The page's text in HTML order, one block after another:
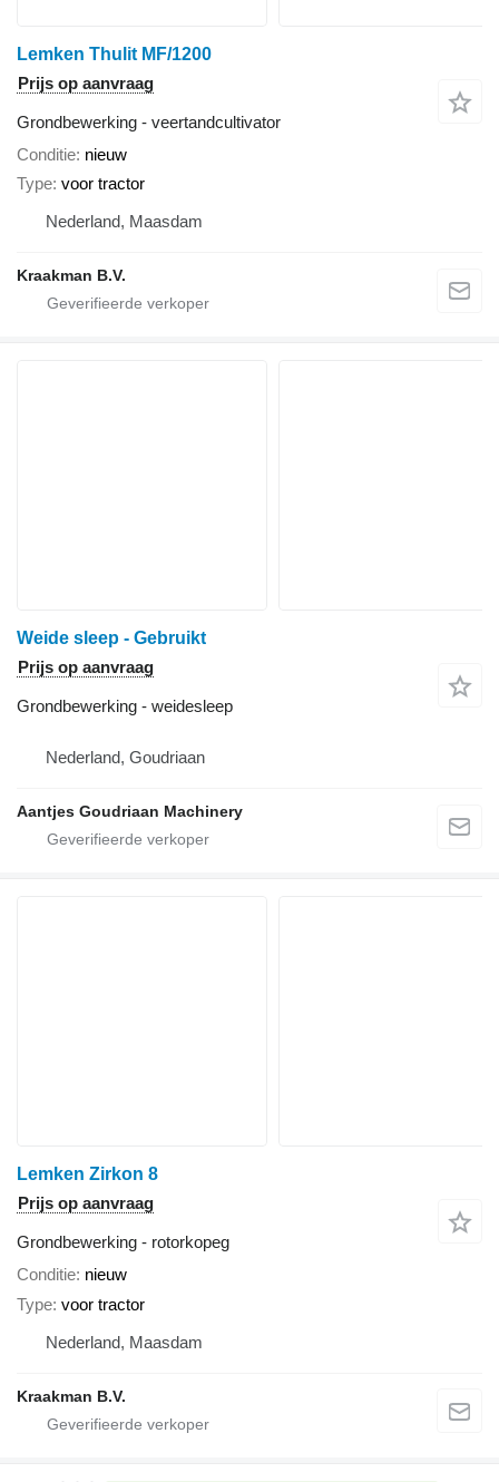
Lemken Thulit MF/1200
Prijs op aanvraag
Grondbewerking - veertandcultivator
Conditie nieuw
Type voor tractor
Nederland, Maasdam
Kraakman B.V.
Weide sleep - Gebruikt
Prijs op aanvraag
Grondbewerking - weidesleep
Nederland, Goudriaan
Aantjes Goudriaan Machinery
Lemken Zirkon 8
Prijs op aanvraag
Grondbewerking - rotorkopeg
Conditie nieuw
Type voor tractor
Nederland, Maasdam
Kraakman B.V.